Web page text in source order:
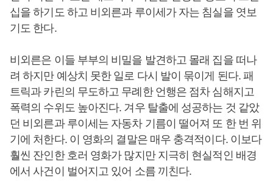
십을 하기도 하고 비외른과 루이세가 자는 침실을 엿보
기도 한다.
비외른은 이들 부부의 비밀을 발견하고 몰래 집을 떠나
려 하지만 예상치 못한 일로 다시 발이 묶이게 된다. 패
트릭과 카린의 무도하고 무례한 언행은 점차 심해지고
폭력의 수위도 높아진다. 겨우 탈출에 성공하는 것 같았
던 비외른과 루이세는 자동차 기름이 떨어져 또 한 번 위
기에 처한다. 이 영화의 결말은 매우 충격적이다. 이보다
훨씬 잔인한 호러 영화가 많지만 지극히 현실적인 배경
에서 사건이 벌어지고 있어 소름 끼친다.